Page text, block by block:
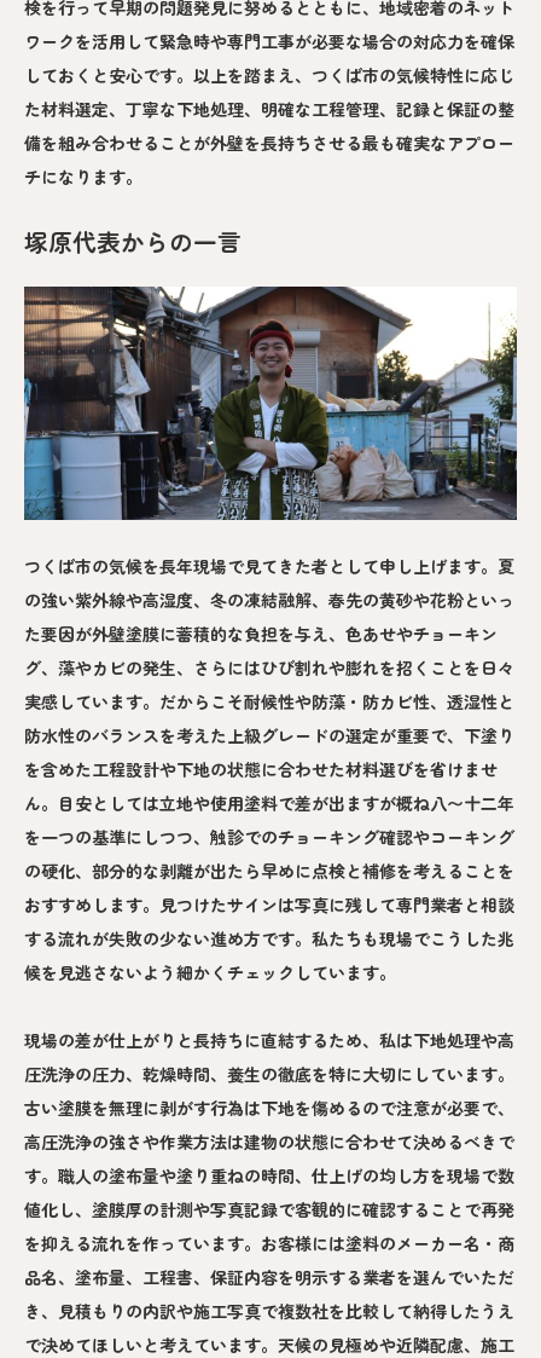
検を行って早期の問題発見に努めるとともに、地域密着のネット
ワークを活用して緊急時や専門工事が必要な場合の対応力を確保
しておくと安心です。以上を踏まえ、つくば市の気候特性に応じ
た材料選定、丁寧な下地処理、明確な工程管理、記録と保証の整
備を組み合わせることが外壁を長持ちさせる最も確実なアプロー
チになります。
塚原代表からの一言
つくば市の気候を長年現場で見てきた者として申し上げます。夏
の強い紫外線や高湿度、冬の凍結融解、春先の黄砂や花粉といっ
た要因が外壁塗膜に蓄積的な負担を与え、色あせやチョーキン
グ、藻やカビの発生、さらにはひび割れや膨れを招くことを日々
実感しています。だからこそ耐候性や防藻・防カビ性、透湿性と
防水性のバランスを考えた上級グレードの選定が重要で、下塗り
を含めた工程設計や下地の状態に合わせた材料選びを省けませ
ん。目安としては立地や使用塗料で差が出ますが概ね八〜十二年
を一つの基準にしつつ、触診でのチョーキング確認やコーキング
の硬化、部分的な剥離が出たら早めに点検と補修を考えることを
おすすめします。見つけたサインは写真に残して専門業者と相談
する流れが失敗の少ない進め方です。私たちも現場でこうした兆
候を見逃さないよう細かくチェックしています。
現場の差が仕上がりと長持ちに直結するため、私は下地処理や高
圧洗浄の圧力、乾燥時間、養生の徹底を特に大切にしています。
古い塗膜を無理に剥がす行為は下地を傷めるので注意が必要で、
高圧洗浄の強さや作業方法は建物の状態に合わせて決めるべきで
す。職人の塗布量や塗り重ねの時間、仕上げの均し方を現場で数
値化し、塗膜厚の計測や写真記録で客観的に確認することで再発
を抑える流れを作っています。お客様には塗料のメーカー名・商
品名、塗布量、工程書、保証内容を明示する業者を選んでいただ
き、見積もりの内訳や施工写真で複数社を比較して納得したうえ
で決めてほしいと考えています。天候の見極めや近隣配慮、施工